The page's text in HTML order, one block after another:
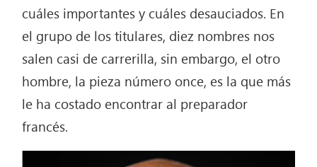
cuáles importantes y cuáles desauciados. En
el grupo de los titulares, diez nombres nos
salen casi de carrerilla, sin embargo, el otro
hombre, la pieza número once, es la que más
le ha costado encontrar al preparador
francés.